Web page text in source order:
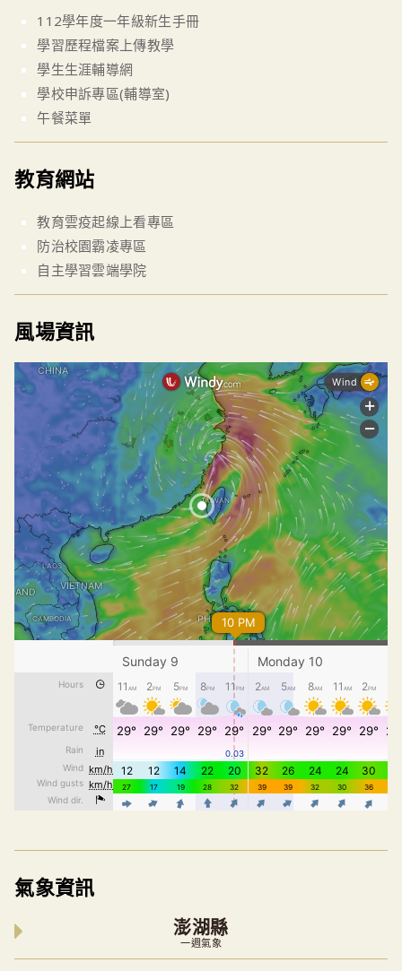
112學年度一年級新生手冊
學習歷程檔案上傳教學
學生生涯輔導網
學校申訴專區(輔導室)
午餐菜單
教育網站
教育雲疫起線上看專區
防治校園霸凌專區
自主學習雲端學院
風場資訊
氣象資訊
澎湖縣
一週氣象